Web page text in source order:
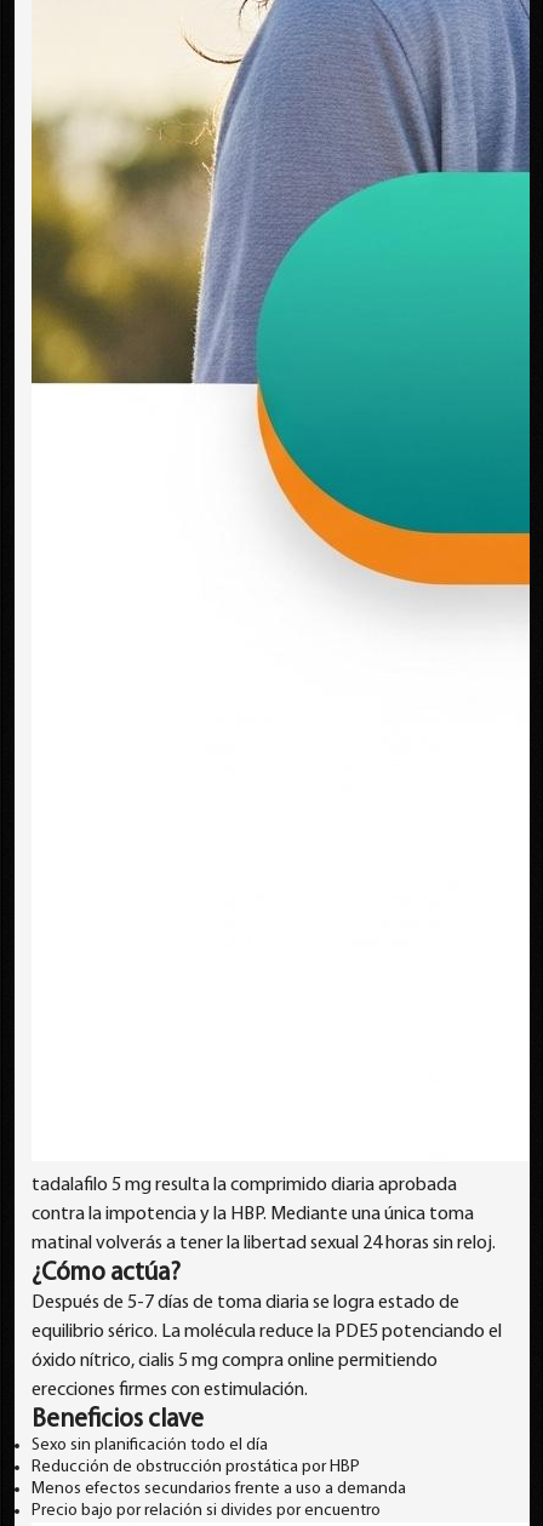
tadalafilo 5 mg resulta la comprimido diaria aprobada
contra la impotencia y la HBP. Mediante una única toma
matinal volverás a tener la libertad sexual 24 horas sin reloj.
¿Cómo actúa?
Después de 5-7 días de toma diaria se logra estado de
equilibrio sérico. La molécula reduce la PDE5 potenciando el
óxido nítrico, cialis 5 mg compra online permitiendo
erecciones firmes con estimulación.
Beneficios clave
Sexo sin planificación todo el día
Reducción de obstrucción prostática por HBP
Menos efectos secundarios frente a uso a demanda
Precio bajo por relación si divides por encuentro